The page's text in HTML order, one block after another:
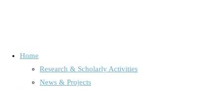
Home
Research & Scholarly Activities
News & Projects
Kategorie:Audience Research